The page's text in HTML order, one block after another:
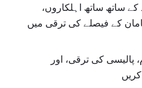
ساتھ ساتھ اہلکاروں،
کے فیصلے کی ترقی میں
پالیسی کی ترقی، اور